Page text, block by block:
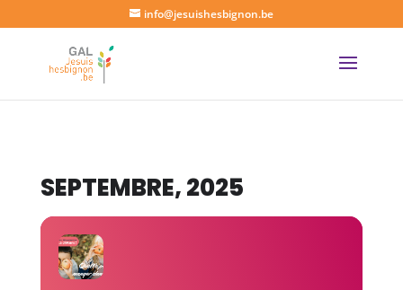
info@jesuishesbignon.be
SEPTEMBRE, 2025